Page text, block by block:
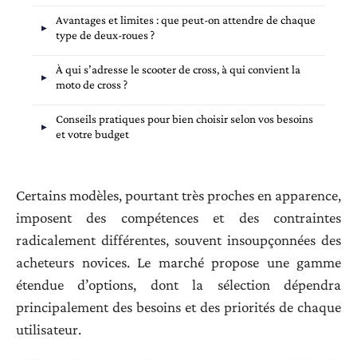
Avantages et limites : que peut-on attendre de chaque
type de deux-roues ?
À qui s’adresse le scooter de cross, à qui convient la
moto de cross ?
Conseils pratiques pour bien choisir selon vos besoins
et votre budget
Certains modèles, pourtant très proches en apparence,
imposent des compétences et des contraintes
radicalement différentes, souvent insoupçonnées des
acheteurs novices. Le marché propose une gamme
étendue d’options, dont la sélection dépendra
principalement des besoins et des priorités de chaque
utilisateur.